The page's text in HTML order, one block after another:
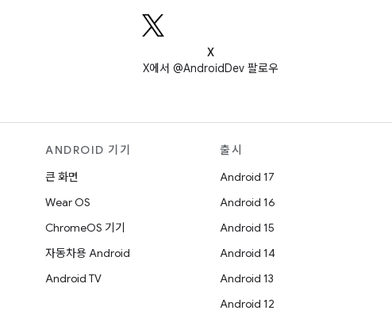
X
X에서 @AndroidDev 팔로우
ANDROID 기기
큰 화면
Wear OS
ChromeOS 기기
자동차용 Android
Android TV
출시
Android 17
Android 16
Android 15
Android 14
Android 13
Android 12